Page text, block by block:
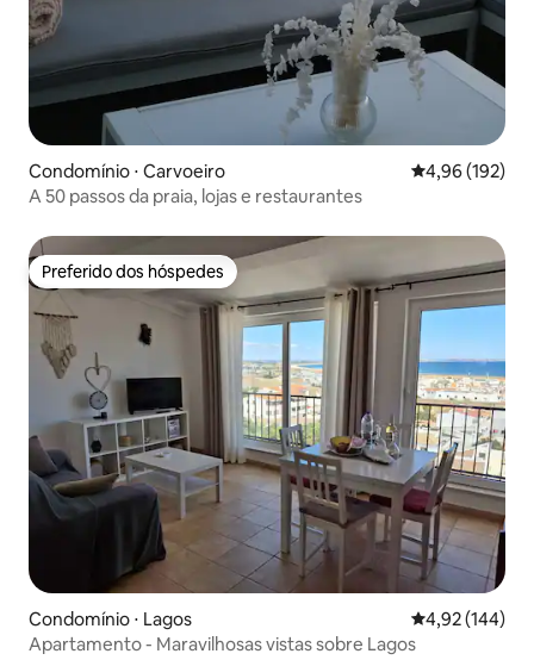
Condomínio ⋅ Carvoeiro 4,96 de uma
4,96 (192)
A 50 passos da praia, lojas e restaurantes
Preferido dos hóspedes
Preferido dos hóspedes
Condomínio ⋅ Lagos 4,92 de uma
4,92 (144)
Apartamento - Maravilhosas vistas sobre Lagos